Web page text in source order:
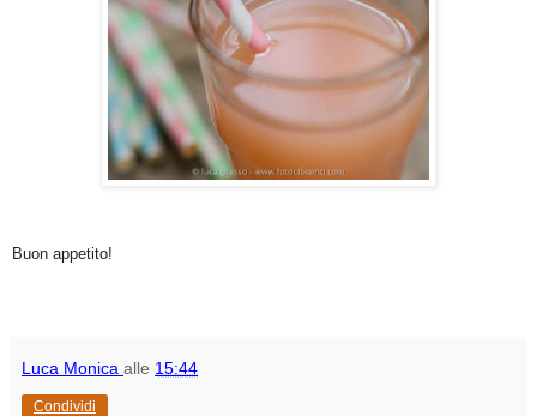
Buon appetito!
Luca Monica alle 15:44
Condividi